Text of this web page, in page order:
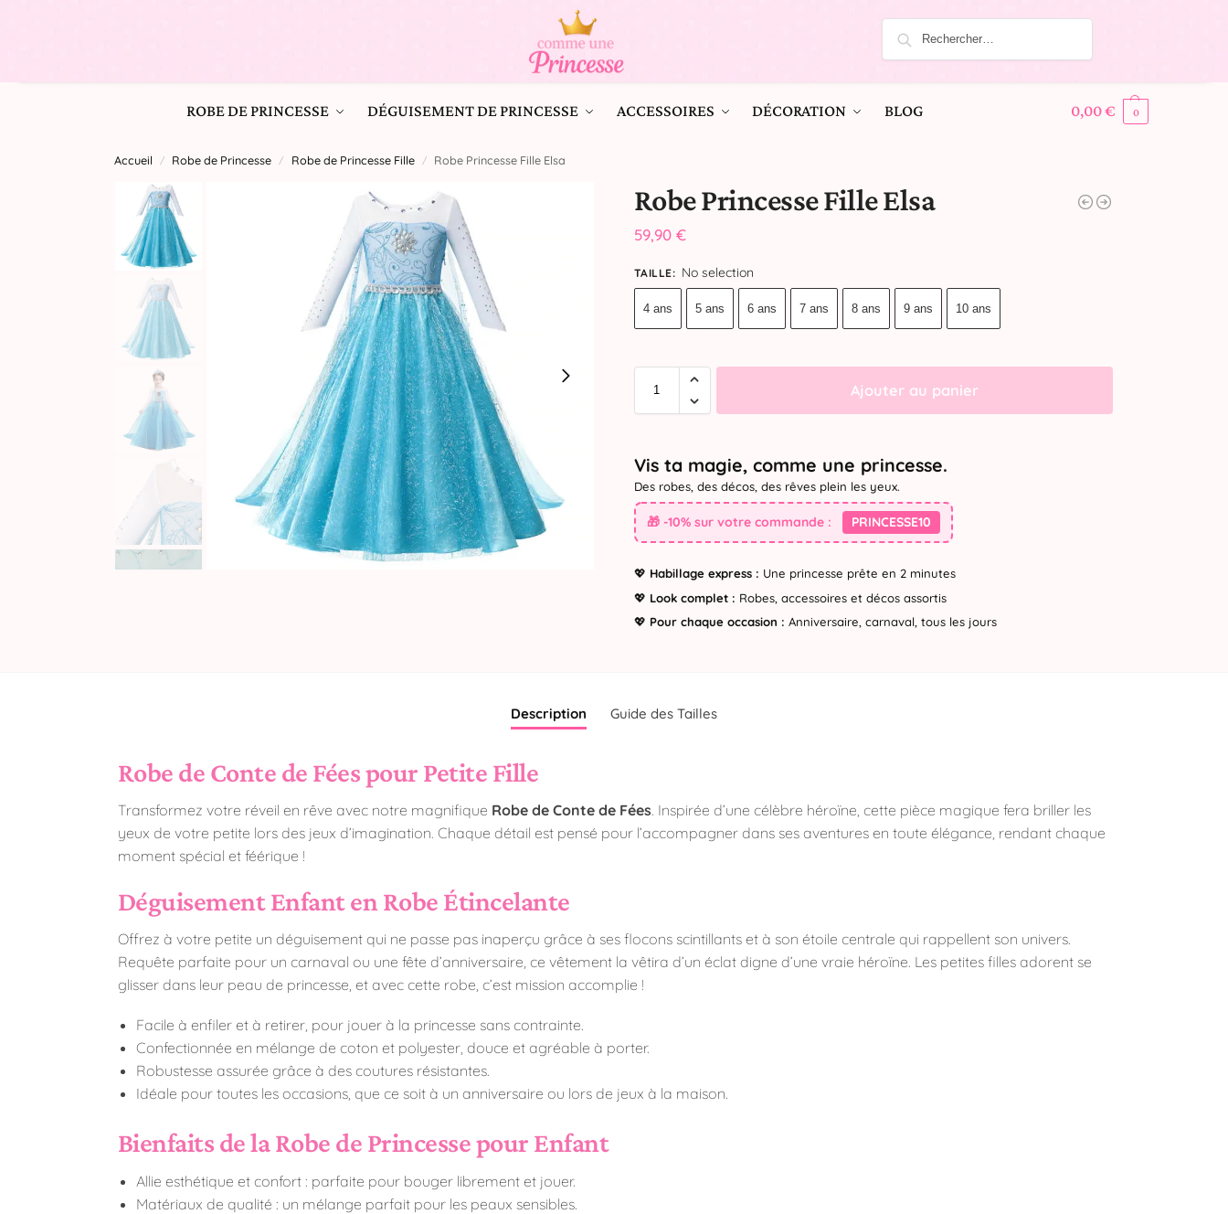
ROBE DE PRINCESSE DÉGUISEMENT DE PRINCESSE ACCESSOIRES DÉCORATION BLOG 0,00€ 0
Accueil / Robe de Princesse / Robe de Princesse Fille / Robe Princesse Fille Elsa
Robe Princesse Fille Elsa
59,90 €
TAILLE: No selection
4 ans 5 ans 6 ans 7 ans 8 ans 9 ans 10 ans
Ajouter au panier
Vis ta magie, comme une princesse.
Des robes, des décos, des rêves plein les yeux.
🎁 -10% sur votre commande : PRINCESSE10
💖 Habillage express : Une princesse prête en 2 minutes
💖 Look complet : Robes, accessoires et décos assortis
💖 Pour chaque occasion : Anniversaire, carnaval, tous les jours
Description Guide des Tailles
Robe de Conte de Fées pour Petite Fille
Transformez votre réveil en rêve avec notre magnifique Robe de Conte de Fées. Inspirée d’une célèbre héroïne, cette pièce magique fera briller les
yeux de votre petite lors des jeux d’imagination. Chaque détail est pensé pour l’accompagner dans ses aventures en toute élégance, rendant chaque
moment spécial et féérique !
Déguisement Enfant en Robe Étincelante
Offrez à votre petite un déguisement qui ne passe pas inaperçu grâce à ses flocons scintillants et à son étoile centrale qui rappellent son univers.
Requête parfaite pour un carnaval ou une fête d’anniversaire, ce vêtement la vêtira d’un éclat digne d’une vraie héroïne. Les petites filles adorent se
glisser dans leur peau de princesse, et avec cette robe, c’est mission accomplie !
Facile à enfiler et à retirer, pour jouer à la princesse sans contrainte.
Confectionnée en mélange de coton et polyester, douce et agréable à porter.
Robustesse assurée grâce à des coutures résistantes.
Idéale pour toutes les occasions, que ce soit à un anniversaire ou lors de jeux à la maison.
Bienfaits de la Robe de Princesse pour Enfant
Allie esthétique et confort : parfaite pour bouger librement et jouer.
Matériaux de qualité : un mélange parfait pour les peaux sensibles.